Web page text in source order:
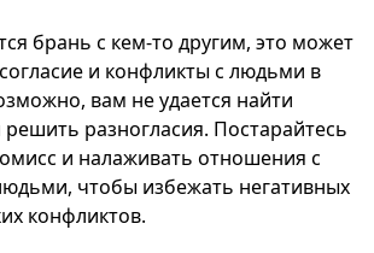
брань с кем-то другим, это может
и конфликты с людьми в
вам не удается найти
разногласия. Постарайтесь
и налаживать отношения с
чтобы избежать негативных
конфликтов.